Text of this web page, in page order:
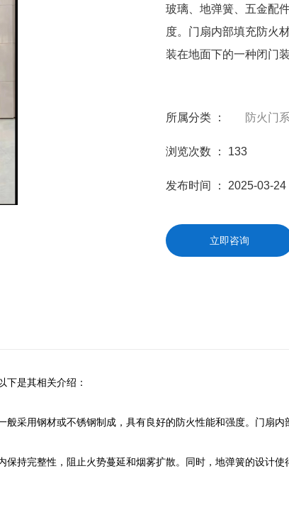
玻璃、地弹簧、五金配
度。门扇内部填充防火
装在地面下的一种闭门
所属分类 ： 防火门
浏览次数 ： 133
发布时间 ： 2025-03-24
立即咨询
下是其相关介绍：
采用钢材或不锈钢制成，具有良好的防火性能和强度。门扇
持完整性，阻止火势蔓延和烟雾扩散。同时，地弹簧的设计